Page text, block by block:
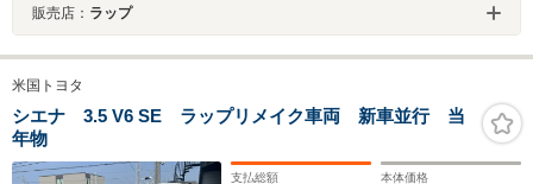
販売店： ラップ
米国トヨタ
シエナ 3.5 V6 SE ラップリメイク車両 新車並行 当
年物
支払総額 本体価格